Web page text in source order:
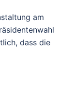
am
dass die